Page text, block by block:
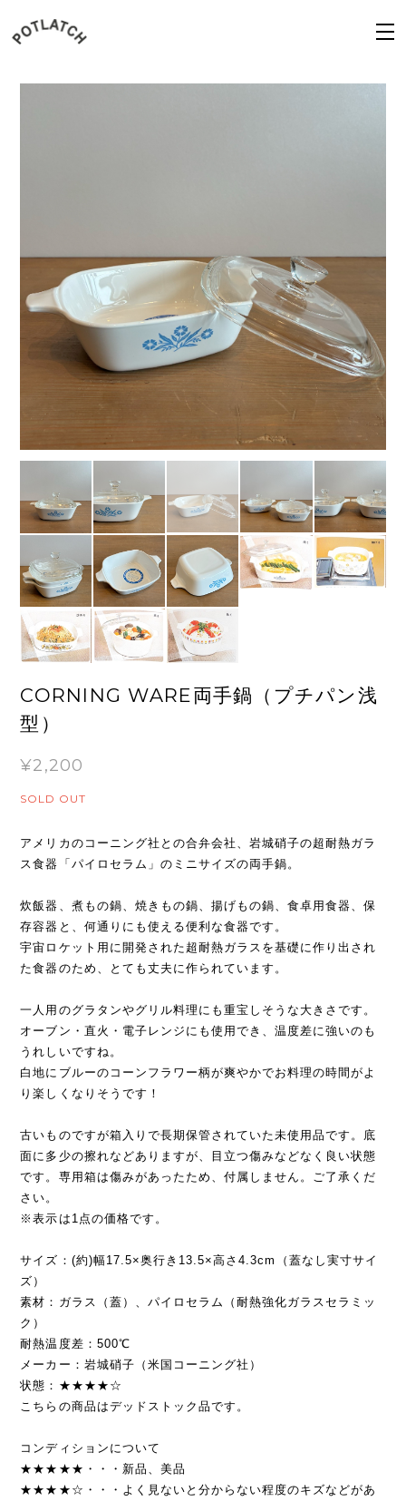
CORNING WARE両手鍋（プチパン浅
型）
¥2,200
SOLD OUT
アメリカのコーニング社との合弁会社、岩城硝子の超耐熱ガラ
ス食器「パイロセラム」のミニサイズの両手鍋。
炊飯器、煮もの鍋、焼きもの鍋、揚げもの鍋、食卓用食器、保
存容器と、何通りにも使える便利な食器です。
宇宙ロケット用に開発された超耐熱ガラスを基礎に作り出され
た食器のため、とても丈夫に作られています。
一人用のグラタンやグリル料理にも重宝しそうな大きさです。
オーブン・直火・電子レンジにも使用でき、温度差に強いのも
うれしいですね。
白地にブルーのコーンフラワー柄が爽やかでお料理の時間がよ
り楽しくなりそうです！
古いものですが箱入りで長期保管されていた未使用品です。底
面に多少の擦れなどありますが、目立つ傷みなどなく良い状態
です。専用箱は傷みがあったため、付属しません。ご了承くだ
さい。
※表示は1点の価格です。
サイズ：(約)幅17.5×奥行き13.5×高さ4.3cm（蓋なし実寸サイ
ズ）
素材：ガラス（蓋）、パイロセラム（耐熱強化ガラスセラミッ
ク）
耐熱温度差：500℃
メーカー：岩城硝子（米国コーニング社）
状態：★★★★☆
こちらの商品はデッドストック品です。
コンディションについて
★★★★★・・・新品、美品
★★★★☆・・・よく見ないと分からない程度のキズなどがあ